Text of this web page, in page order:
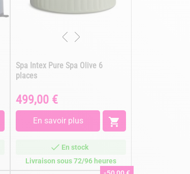
Spa Intex Pure Spa Olive 6
places
Prix
499,00 €
En savoir plus 
En stock
Livraison sous 72/96 heures